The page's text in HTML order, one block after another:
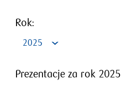
Rok:
2025
Prezentacje za rok 2025